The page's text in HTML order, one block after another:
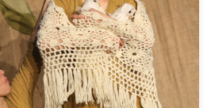
un spectacle des Liseuses (dès 2,5
avec les oiseaux d’ici et
des arbres il y a des trésors, qu’entre